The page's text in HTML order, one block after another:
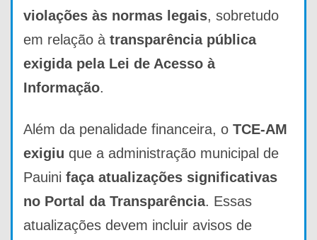
violações às normas legais, sobretudo
em relação à transparência pública
exigida pela Lei de Acesso à
Informação.
Além da penalidade financeira, o TCE-AM
exigiu que a administração municipal de
Pauini faça atualizações significativas
no Portal da Transparência. Essas
atualizações devem incluir avisos de